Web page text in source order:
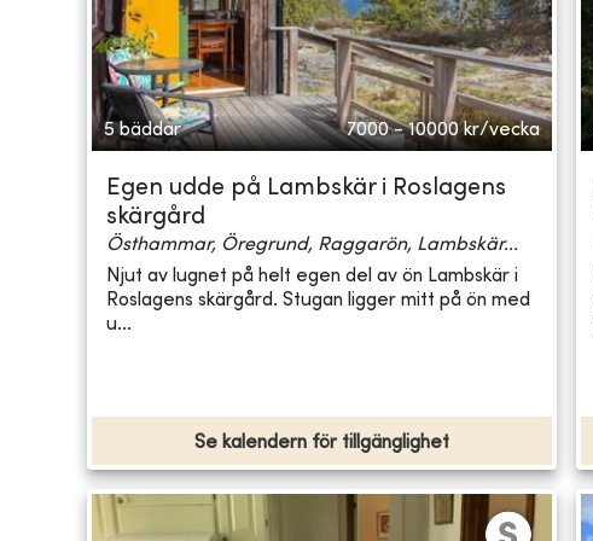
5 bäddar 7000 - 10000 kr/vecka
Egen udde på Lambskär i Roslagens
skärgård
Östhammar, Öregrund, Raggarön, Lambskär...
Njut av lugnet på helt egen del av ön Lambskär i
Roslagens skärgård. Stugan ligger mitt på ön med
u...
Se kalendern för tillgänglighet